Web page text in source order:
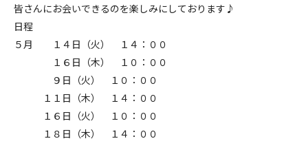
皆さんにお会いできるのを楽しみにしております♪
日程
５月 １４日（火） １４：００
１６日（木） １０：００
９日（火） １０：００
１１日（木） １４：００
１６日（火） １０：００
１８日（木） １４：００